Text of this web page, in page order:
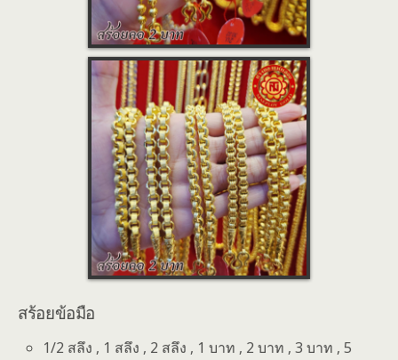
สร้อยข้อมือ
1/2 สลึง , 1 สลึง , 2 สลึง , 1 บาท , 2 บาท , 3 บาท , 5